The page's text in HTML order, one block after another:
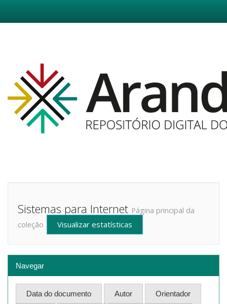
Sistemas para Internet Página principal da
coleção
Visualizar estatísticas
Navegar